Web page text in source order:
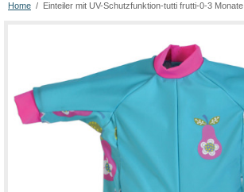
Home / Einteiler mit UV-Schutzfunktion-tutti frutti-0-3 Monate